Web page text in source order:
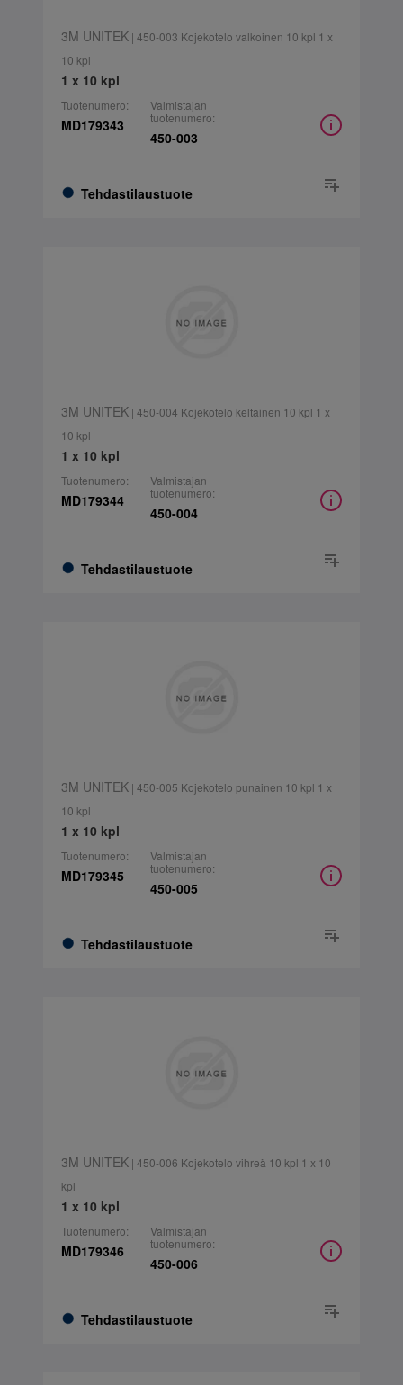
3M UNITEK| 450-003 Kojekotelo valkoinen 10 kpl 1 x
10 kpl
1 x 10 kpl
Tuotenumero:
MD179343
Tehdastilaustuote
Valmistajan
tuotenumero:
450-003
3M UNITEK| 450-004 Kojekotelo keltainen 10 kpl 1 x
10 kpl
1 x 10 kpl
Tuotenumero:
MD179344
Tehdastilaustuote
Valmistajan
tuotenumero:
450-004
3M UNITEK| 450-005 Kojekotelo punainen 10 kpl 1 x
10 kpl
1 x 10 kpl
Tuotenumero:
MD179345
Tehdastilaustuote
Valmistajan
tuotenumero:
450-005
3M UNITEK| 450-006 Kojekotelo vihreä 10 kpl 1 x 10
kpl
1 x 10 kpl
Tuotenumero:
MD179346
Tehdastilaustuote
Valmistajan
tuotenumero:
450-006